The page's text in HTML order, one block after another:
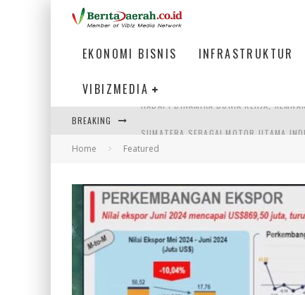
EKONOMI BISNIS INFRASTRUKTUR
VIBIZMEDIA
BREAKING
MENJAWAB KEBUTUHAN DUNIA KERJA,
HADAPI DINAMIKA DUNIA KERJA,
Home Featured